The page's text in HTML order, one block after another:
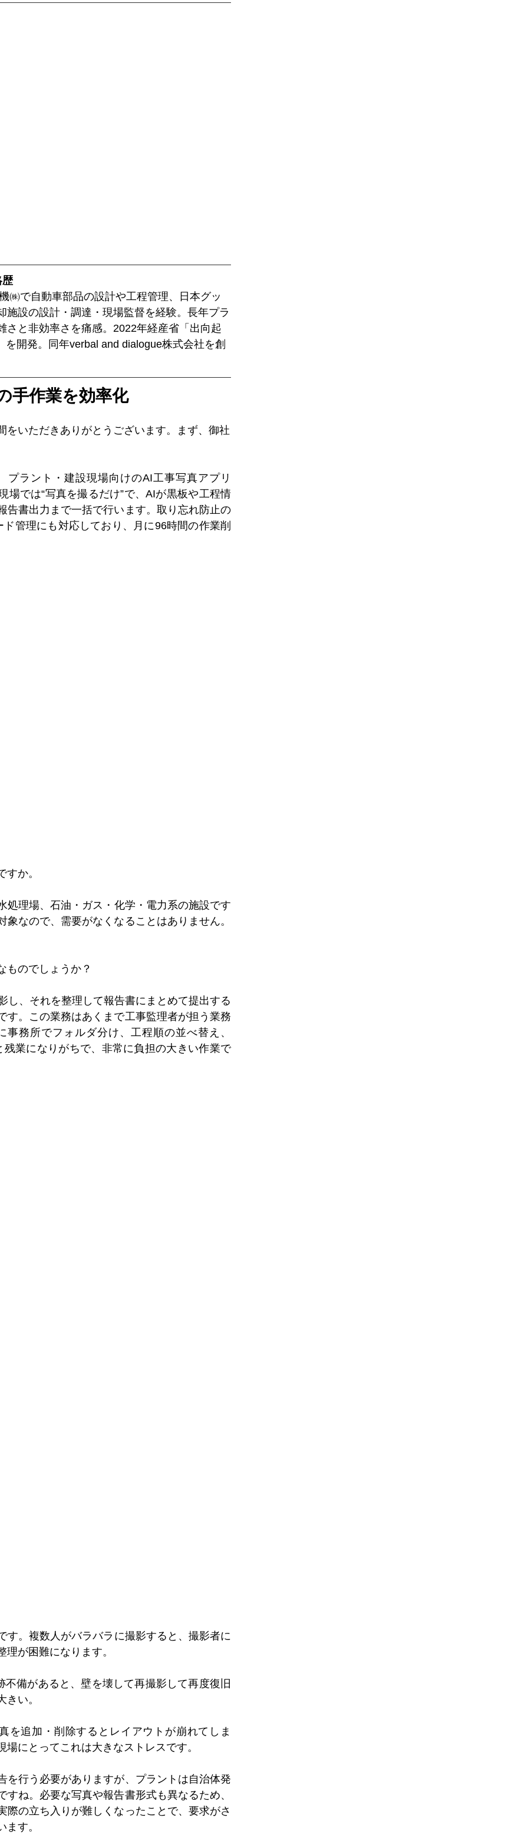
歴
㈱で自動車部品の設計や工程管理、日本グッ
設の設計・調達・現場監督を経験。長年プラ
と非効率さを痛感。2022年経産省「出向起
開発。同年verbal and dialogue株式会社を創
手作業を効率化
をいただきありがとうございます。まず、御社
プラント・建設現場向けのAI工事写真アプリ
場では“写真を撮るだけ”で、AIが黒板や工程情
告書出力まで一括で行います。取り忘れ防止の
管理にも対応しており、月に96時間の作業削
か。
処理場、石油・ガス・化学・電力系の施設です
なので、需要がなくなることはありません。
ものでしょうか？
し、それを整理して報告書にまとめて提出する
す。この業務はあくまで工事監理者が担う業務
務所でフォルダ分け、工程順の並べ替え、
業になりがちで、非常に負担の大きい作業で
す。複数人がバラバラに撮影すると、撮影者に
が困難になります。
不備があると、壁を壊して再撮影して再度復旧
い。
を追加・削除するとレイアウトが崩れてしま
にとってこれは大きなストレスです。
を行う必要がありますが、プラントは自治体発
ね。必要な写真や報告書形式も異なるため、
の立ち入りが難しくなったことで、要求がさ
す。